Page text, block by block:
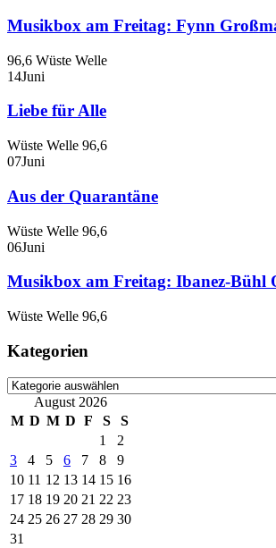
Musikbox am Freitag: Fynn
96,6 Wüste Welle
14Juni
Liebe für Alle
Wüste Welle 96,6
07Juni
Aus der Quarantäne
Wüste Welle 96,6
06Juni
Musikbox am Freitag: Ibanez-Bühl
Wüste Welle 96,6
Kategorien
Kategorien
August 2026
M D M D F S
S
1
2
3
4 5 6 7 8
9
10 11 12 13 14 15 16
17 18 19 20 21 22 23
24 25 26 27 28 29 30
31